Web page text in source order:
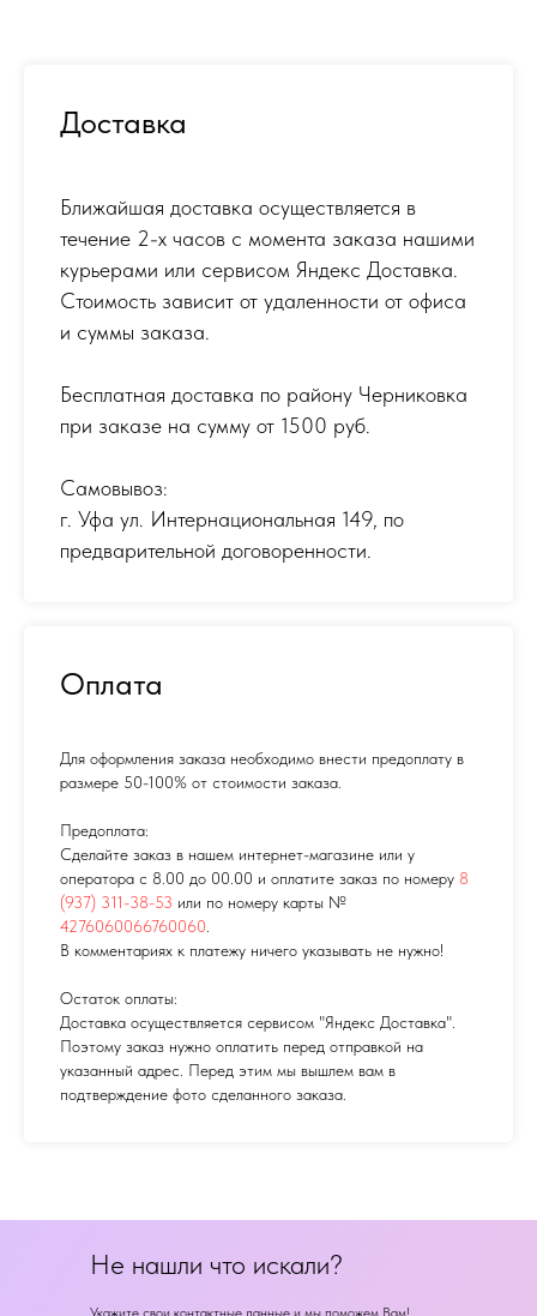
Доставка
Ближайшая доставка осуществляется в
течение 2-х часов с момента заказа нашими
курьерами или сервисом Яндекс Доставка.
Стоимость зависит от удаленности от офиса
и суммы заказа.
Бесплатная доставка по району Черниковка
при заказе на сумму от 1500 руб.
Самовывоз:
г. Уфа ул. Интернациональная 149, по
предварительной договоренности.
Оплата
Для оформления заказа необходимо внести предоплату в
размере 50-100% от стоимости заказа.
Предоплата:
Сделайте заказ в нашем интернет-магазине или у
оператора с 8.00 до 00.00 и оплатите заказ по номеру 8
(937) 311-38-53 или по номеру карты №
4276060066760060
В комментариях к платежу ничего указывать не нужно!
Остаток оплаты:
Доставка осуществляется сервисом "Яндекс Доставка".
Поэтому заказ нужно оплатить перед отправкой на
указанный адрес. Перед этим мы вышлем вам в
подтверждение фото сделанного заказа.
Не нашли что искали?
Укажите свои контактные данные и мы поможем Вам!